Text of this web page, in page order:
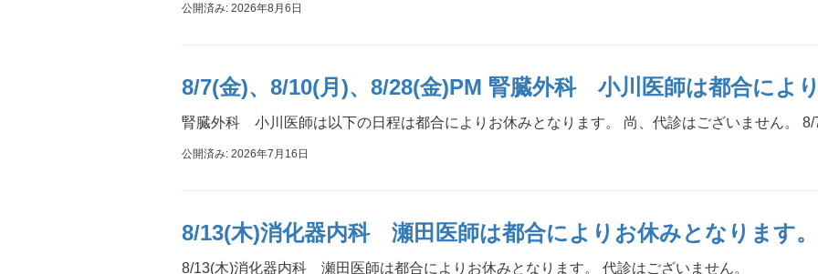
公開済み: 2026年8月6日
8/7(金)、8/10(月)、8/28(金)PM 腎臓外科 小川医師は都合によ
腎臓外科 小川医師は以下の日程は都合によりお休みとなります。 尚、代診はございません。
公開済み: 2026年7月16日
8/13(木)消化器内科 瀬田医師は都合によりお休みとなります。
8/13(木)消化器内科 瀬田医師は都合によりお休みとなります。 代診はございません。